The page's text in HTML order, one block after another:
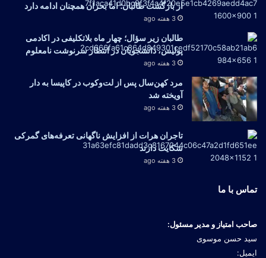
از بازگشت طالبان؛ اما بحران همچنان ادامه دارد
3 هفته ago
طالبان زیر سؤال؛ چهار ماه بلاتکلیفی در اکادمی
پولیس، دانشجویان در انتظار سرنوشت نامعلوم
3 هفته ago
مرد کهن‌سال پس از لت‌وکوب در کاپیسا به دار
آویخته شد
3 هفته ago
تاجران هرات از افزایش ناگهانی تعرفه‌های گمرکی
شکایت دارند
3 هفته ago
تماس با ما
صاحب امتیاز و مدیر مسئول:
سید حسن موسوی
ایمیل: